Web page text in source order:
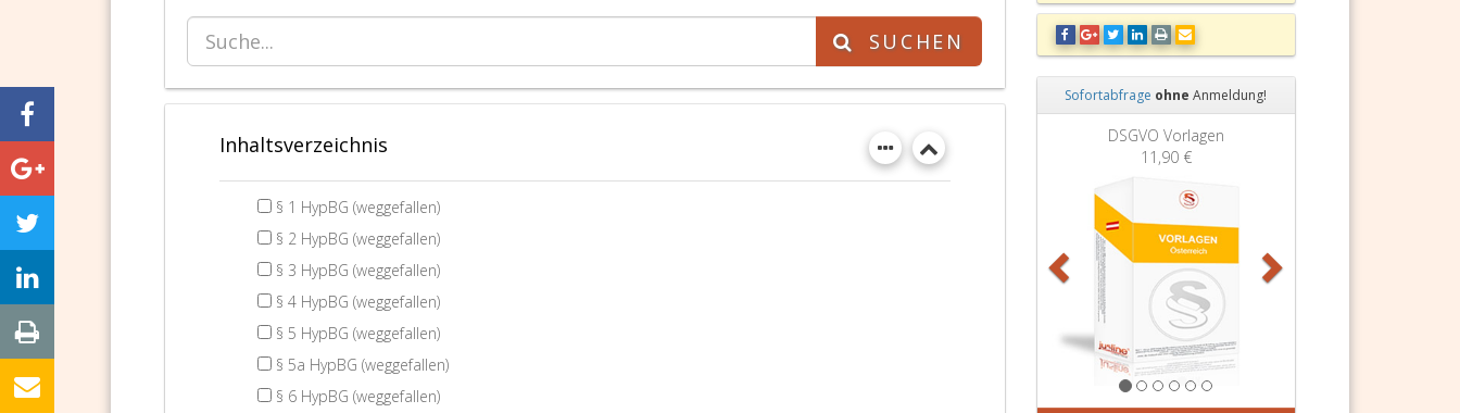
SUCHEN
Inhaltsverzeichnis
§ 1 HypBG (weggefallen)
§ 2 HypBG (weggefallen)
§ 3 HypBG (weggefallen)
§ 4 HypBG (weggefallen)
§ 5 HypBG (weggefallen)
§ 5a HypBG (weggefallen)
§ 6 HypBG (weggefallen)
Sofortabfrage ohne Anmeldung!
DSGVO Vorlagen
11,90 €
Zurück